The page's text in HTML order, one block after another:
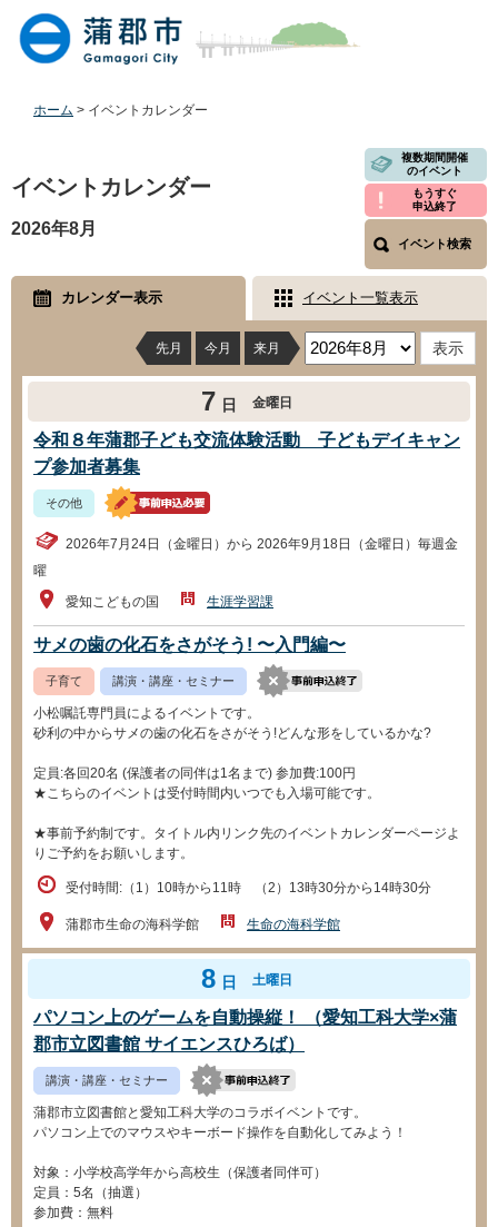
本
ホーム > イベントカレンダー
文
イベントカレンダー
複数期間開催
のイベント
もうすぐ
申込終了
イベント検索
2026年8月
カレンダー表示 イベント一覧表示
先月 今月 来月
7 日 金曜日
令和８年蒲郡子ども交流体験活動 子どもデイキャン
プ参加者募集
その他
2026年7月24日（金曜日）から 2026年9月18日（金曜日）毎週金
曜
愛知こどもの国
生涯学習課
サメの歯の化石をさがそう! 〜入門編〜
子育て 講演・講座・セミナー
小松嘱託専門員によるイベントです。
砂利の中からサメの歯の化石をさがそう!どんな形をしているかな?
定員:各回20名 (保護者の同伴は1名まで) 参加費:100円
★こちらのイベントは受付時間内いつでも入場可能です。
★事前予約制です。タイトル内リンク先のイベントカレンダーページよ
りご予約をお願いします。
受付時間:（1）10時から11時 （2）13時30分から14時30分
蒲郡市生命の海科学館 生命の海科学館
8 日 土曜日
パソコン上のゲームを自動操縦！ （愛知工科大学×蒲
郡市立図書館 サイエンスひろば）
講演・講座・セミナー
蒲郡市立図書館と愛知工科大学のコラボイベントです。
パソコン上でのマウスやキーボード操作を自動化してみよう！
対象：小学校高学年から高校生（保護者同伴可）
定員：5名（抽選）
参加費：無料